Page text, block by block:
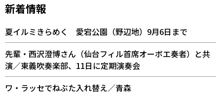
新着情報
夏イルミきらめく 愛宕公園（野辺地）9月6日まで
先輩・西沢澄博さん（仙台フィル首席オーボエ奏者）と共
演／東義吹奏楽部、11日に定期演奏会
ワ・ラッセでねぶた入れ替え／青森